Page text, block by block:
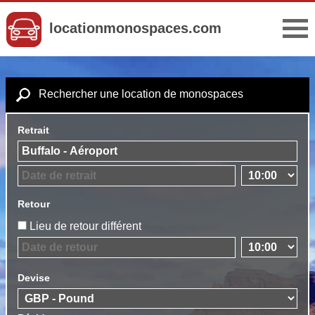
locationmonospaces.com
Rechercher une location de monospaces
Retrait
Retour
Lieu de retour différent
Devise